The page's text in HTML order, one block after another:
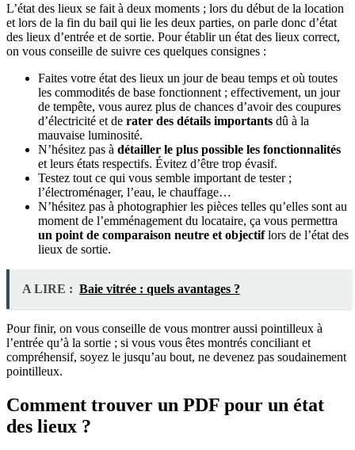
L’état des lieux se fait à deux moments ; lors du début de la location
et lors de la fin du bail qui lie les deux parties, on parle donc d’état
des lieux d’entrée et de sortie. Pour établir un état des lieux correct,
on vous conseille de suivre ces quelques consignes :
Faites votre état des lieux un jour de beau temps et où toutes
les commodités de base fonctionnent ; effectivement, un jour
de tempête, vous aurez plus de chances d’avoir des coupures
d’électricité et de rater des détails importants dû à la
mauvaise luminosité.
N’hésitez pas à détailler le plus possible les fonctionnalités
et leurs états respectifs. Évitez d’être trop évasif.
Testez tout ce qui vous semble important de tester ;
l’électroménager, l’eau, le chauffage…
N’hésitez pas à photographier les pièces telles qu’elles sont au
moment de l’emménagement du locataire, ça vous permettra
un point de comparaison neutre et objectiflors de l’état des
lieux de sortie.
A LIRE : Baie vitrée : quels avantages ?
Pour finir, on vous conseille de vous montrer aussi pointilleux à
l’entrée qu’à la sortie ; si vous vous êtes montrés conciliant et
compréhensif, soyez le jusqu’au bout, ne devenez pas soudainement
pointilleux.
Comment trouver un PDF pour un état
des lieux ?